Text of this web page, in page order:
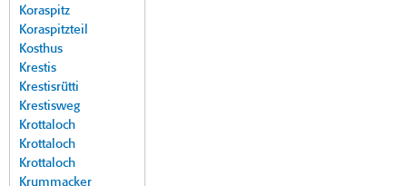
Koraspitz
Koraspitzteil
Kosthus
Krestis
Krestisrütti
Krestisweg
Krottaloch
Krottaloch
Krottaloch
Krummacker